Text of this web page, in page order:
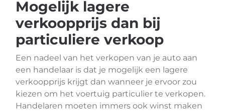
Mogelijk lagere
verkoopprijs dan bij
particuliere verkoop
Een nadeel van het verkopen van je auto aan
een handelaar is dat je mogelijk een lagere
verkoopprijs krijgt dan wanneer je ervoor zou
kiezen om het voertuig particulier te verkopen.
Handelaren moeten immers ook winst maken